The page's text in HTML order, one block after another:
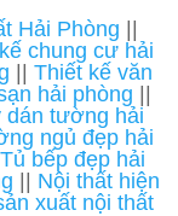
Hải Phòng
chung cư hải
Thiết kế văn
hải phòng
dán tường hải
ngủ đẹp hải
Tủ bếp đẹp hải
Nội thất hiện
xuất nội thất